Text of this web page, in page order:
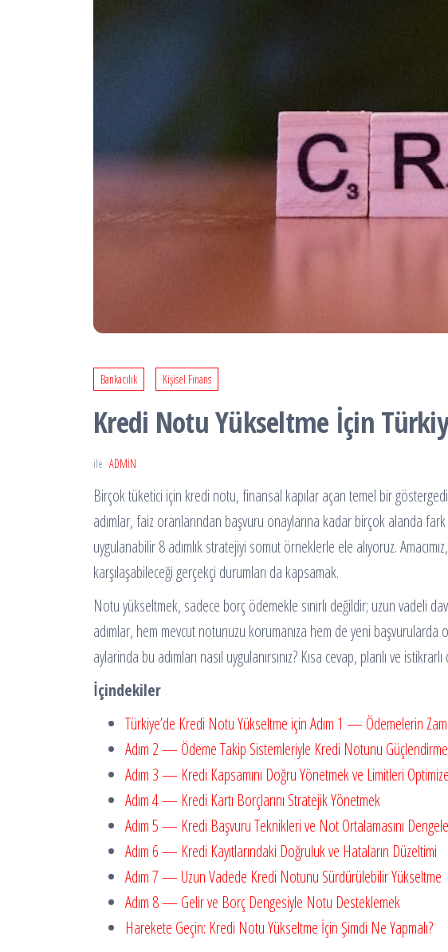
Bankacılık Kişisel Finans
Kredi Notu Yükseltme İçin
ile ADMIN
Birçok tüketici için kredi notu, finansal kapılar açan temel bir
adımlar, faiz oranlarından başvuru onaylarına kadar birçok alanda
uygulanabilir 8 adımlık stratejiyi somut örneklerle ele alıyoruz.
karşılaşabileceği gerçekçi durumları da kapsamak.
Notu yükseltmek, sadece borç ödemekle sınırlı değildir; uzun vadeli
adımlar, hem mevcut notunuzu korumanıza hem de yeni başvurularda
aylarinda bu adımları nasıl uygulanırsınız? Kısa cevap, planlı ve
İçindekiler
Türkiye’de Kredi Notu Yükseltme için Adım 1 — Ödemelerin
Adım 2 — Ödeme Takip Sistemleriyle Kredi Notunu
Adım 3 — Kredi Kapsamını Doğru Yönetmek ve Limitleri
Adım 4 — Kredi Kartı Borçlarını Stratejik Yönetmek
Adım 5 — Kredi Başvuru Teknikleri ve Not Ortalamasını
Adım 6 — Kredi Kayıtlarındaki Doğruluk ve Hataların Düzeltimi
Adım 7 — Uzun Vadede Kredi Notunu Sürdürülebilir Yükseltme
Adım 8 — Gelir ve Borç Dengesiyle Notu Desteklemek
Harekete Geçin: Kredi Notu Yükseltme İçin Şimdi Ne Yapmalı?